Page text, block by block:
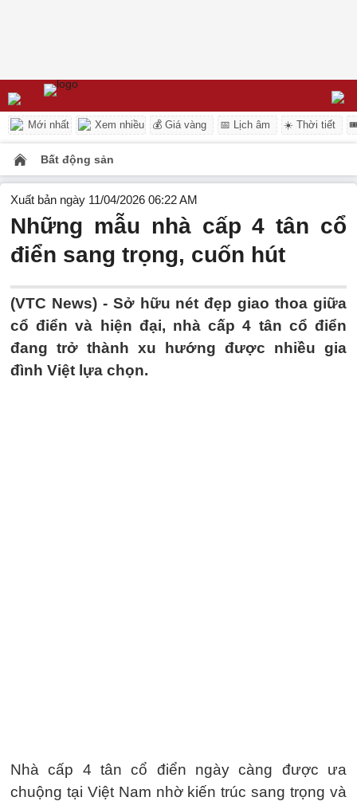
Mới nhất Xem nhiều 💰 Giá vàng 📅 Lịch âm ☀️ Thời tiết
Bất động sản
Xuất bản ngày 11/04/2026 06:22 AM
Những mẫu nhà cấp 4 tân cổ
điển sang trọng, cuốn hút
(VTC News) - Sở hữu nét đẹp giao thoa giữa
cổ điển và hiện đại, nhà cấp 4 tân cổ điển
đang trở thành xu hướng được nhiều gia
đình Việt lựa chọn.
Nhà cấp 4 tân cổ điển ngày càng được ưa
chuộng tại Việt Nam nhờ kiến trúc sang trọng và